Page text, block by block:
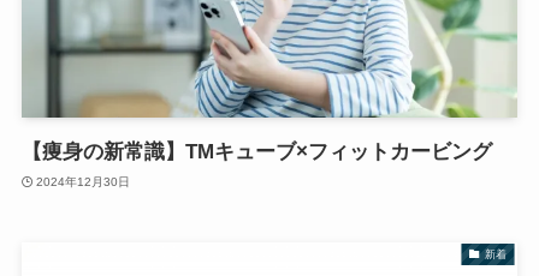
【痩身の新常識】TMキューブ×フィットカービング
2024年12月30日
新着